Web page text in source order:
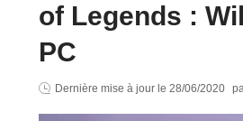
of Legends :
PC
Dernière mise à jour le 28/06/2020